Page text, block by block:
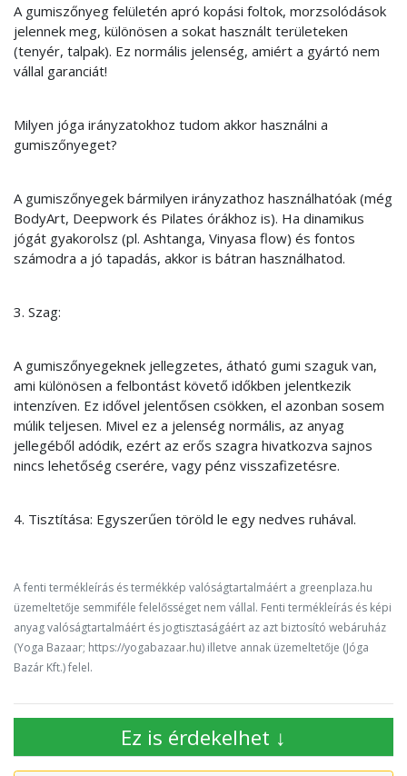
A gumiszőnyeg felületén apró kopási foltok, morzsolódások
jelennek meg, különösen a sokat használt területeken
(tenyér, talpak). Ez normális jelenség, amiért a gyártó nem
vállal garanciát!
Milyen jóga irányzatokhoz tudom akkor használni a
gumiszőnyeget?
A gumiszőnyegek bármilyen irányzathoz használhatóak (még
BodyArt, Deepwork és Pilates órákhoz is). Ha dinamikus
jógát gyakorolsz (pl. Ashtanga, Vinyasa flow) és fontos
számodra a jó tapadás, akkor is bátran használhatod.
3. Szag:
A gumiszőnyegeknek jellegzetes, átható gumi szaguk van,
ami különösen a felbontást követő időkben jelentkezik
intenzíven. Ez idővel jelentősen csökken, el azonban sosem
múlik teljesen. Mivel ez a jelenség normális, az anyag
jellegéből adódik, ezért az erős szagra hivatkozva sajnos
nincs lehetőség cserére, vagy pénz visszafizetésre.
4. Tisztítása: Egyszerűen töröld le egy nedves ruhával.
A fenti termékleírás és termékkép valóságtartalmáért a greenplaza.hu
üzemeltetője semmiféle felelősséget nem vállal. Fenti termékleírás és képi
anyag valóságtartalmáért és jogtisztaságáért az azt biztosító webáruház
(Yoga Bazaar; https://yogabazaar.hu) illetve annak üzemeltetője (Jóga
Bazár Kft.) felel.
Ez is érdekelhet ↓